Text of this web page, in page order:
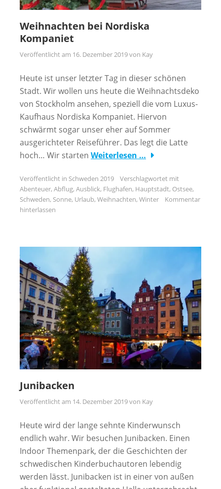
Weihnachten bei Nordiska
Kompaniet
Veröffentlicht am 16. Dezember 2019von Kay
Heute ist unser letzter Tag in dieser schönen
Stadt. Wir wollen uns heute die Weihnachtsdeko
von Stockholm ansehen, speziell die vom Luxus-
Kaufhaus Nordiska Kompaniet. Hiervon
schwärmt sogar unser eher auf Sommer
ausgerichteter Reiseführer. Das legt die Latte
hoch… Wir starten Weiterlesen …
Veröffentlicht in Schweden 2019
Verschlagwortet mit
Abenteuer, Abflug, Ausblick, Flughafen, Hauptstadt, Ostsee,
Schweden, Sonne, Urlaub, Weihnachten, Winter
Kommentar
hinterlassen
Junibacken
Veröffentlicht am 14. Dezember 2019von Kay
Heute wird der lange sehnte Kinderwunsch
endlich wahr. Wir besuchen Junibacken. Einen
Indoor Themenpark, der die Geschichten der
schwedischen Kinderbuchautoren lebendig
werden lässt. Junibacken ist in einer von außen